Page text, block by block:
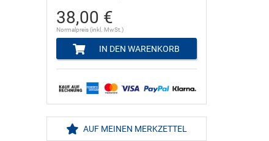
38,00 €
Normalpreis (inkl. MwSt.)
IN DEN WARENKORB
AUF MEINEN MERKZETTEL